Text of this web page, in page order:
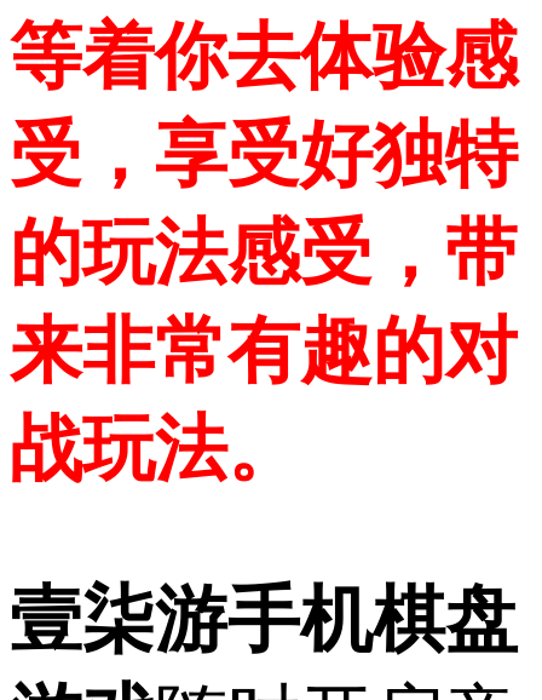
等着你去体验感
受，享受好独特
的玩法感受，带
来非常有趣的对
战玩法。
壹柒游手机棋盘